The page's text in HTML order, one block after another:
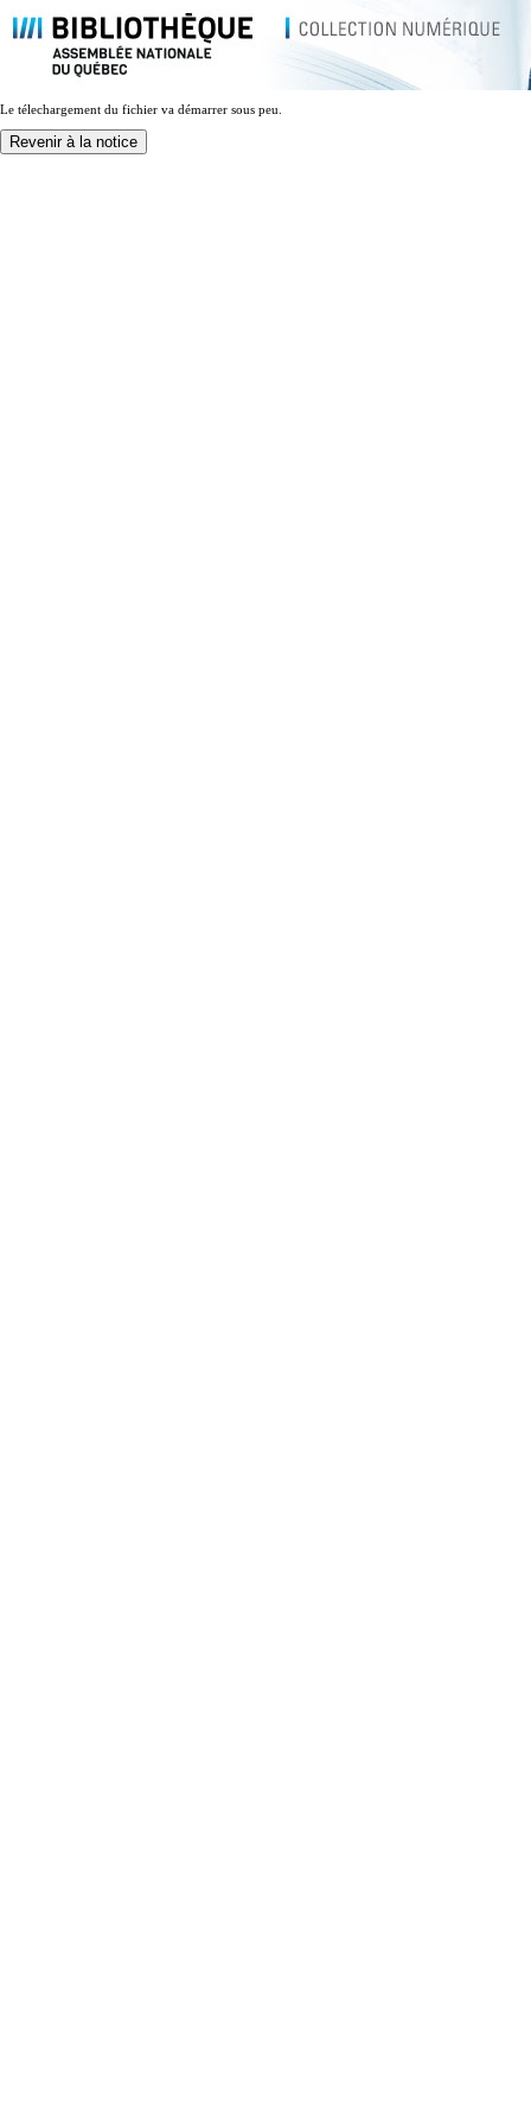
Le télechargement du fichier va démarrer sous peu.